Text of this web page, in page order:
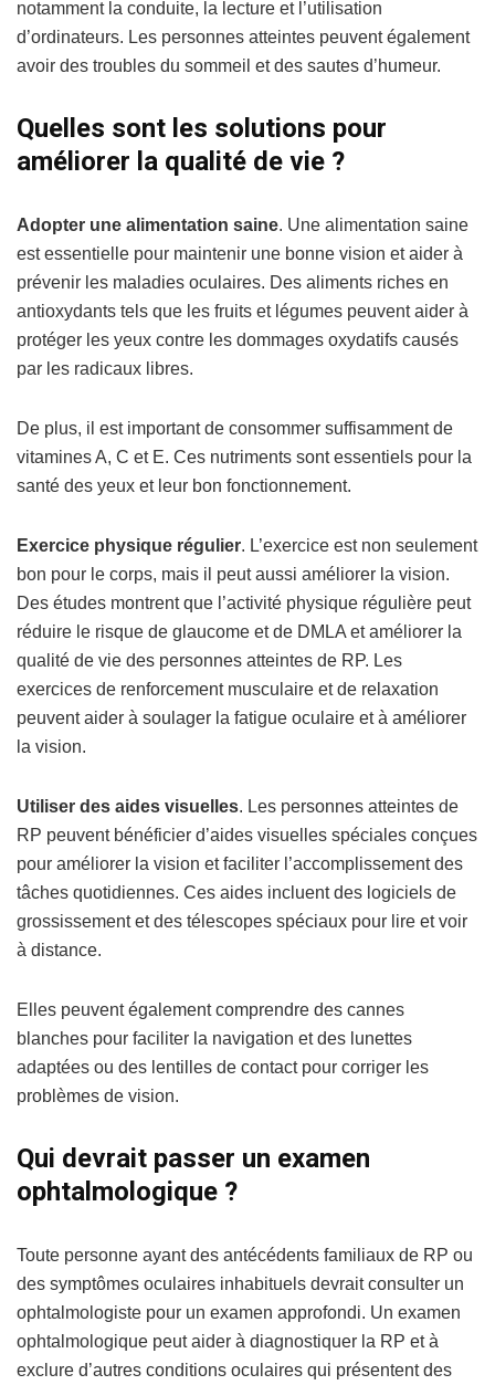
notamment la conduite, la lecture et l’utilisation
d’ordinateurs. Les personnes atteintes peuvent également
avoir des troubles du sommeil et des sautes d’humeur.
Quelles sont les solutions pour
améliorer la qualité de vie ?
Adopter une alimentation saine. Une alimentation saine
est essentielle pour maintenir une bonne vision et aider à
prévenir les maladies oculaires. Des aliments riches en
antioxydants tels que les fruits et légumes peuvent aider à
protéger les yeux contre les dommages oxydatifs causés
par les radicaux libres.
De plus, il est important de consommer suffisamment de
vitamines A, C et E. Ces nutriments sont essentiels pour la
santé des yeux et leur bon fonctionnement.
Exercice physique régulier. L’exercice est non seulement
bon pour le corps, mais il peut aussi améliorer la vision.
Des études montrent que l’activité physique régulière peut
réduire le risque de glaucome et de DMLA et améliorer la
qualité de vie des personnes atteintes de RP. Les
exercices de renforcement musculaire et de relaxation
peuvent aider à soulager la fatigue oculaire et à améliorer
la vision.
Utiliser des aides visuelles. Les personnes atteintes de
RP peuvent bénéficier d’aides visuelles spéciales conçues
pour améliorer la vision et faciliter l’accomplissement des
tâches quotidiennes. Ces aides incluent des logiciels de
grossissement et des télescopes spéciaux pour lire et voir
à distance.
Elles peuvent également comprendre des cannes
blanches pour faciliter la navigation et des lunettes
adaptées ou des lentilles de contact pour corriger les
problèmes de vision.
Qui devrait passer un examen
ophtalmologique ?
Toute personne ayant des antécédents familiaux de RP ou
des symptômes oculaires inhabituels devrait consulter un
ophtalmologiste pour un examen approfondi. Un examen
ophtalmologique peut aider à diagnostiquer la RP et à
exclure d’autres conditions oculaires qui présentent des